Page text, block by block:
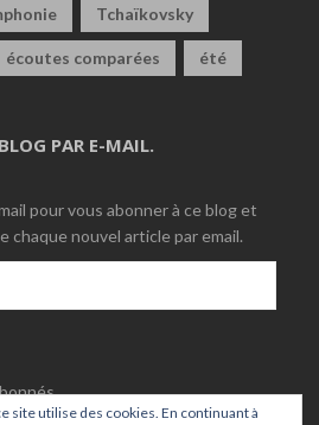
Tchaïkovsky
écoutes comparées été
PAR E-MAIL.
pour vous abonner à ce blog et
chaque nouvel article par email.
site utilise des cookies. En continuant à